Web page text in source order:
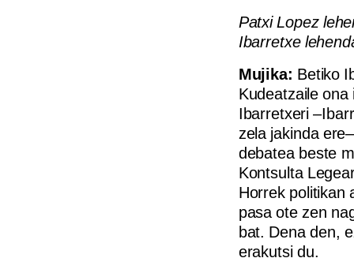
Patxi Lopez
Ibarretxe
Mujika: Betiko
Kudeatzaile
Ibarretxeri
zela jakinda
debatea beste
Kontsulta
Horrek politikan
pasa ote zen
bat. Dena den,
erakutsi du.